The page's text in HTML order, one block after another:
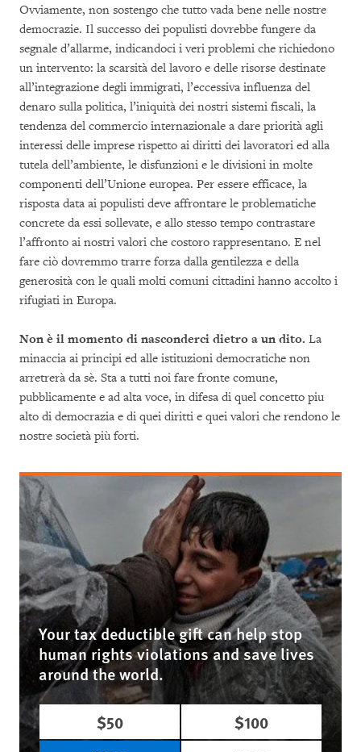
Ovviamente, non sostengo che tutto vada bene nelle nostre
democrazie. Il successo dei populisti dovrebbe fungere da
segnale d’allarme, indicandoci i veri problemi che richiedono
un intervento: la scarsità del lavoro e delle risorse destinate
all’integrazione degli immigrati, l’eccessiva influenza del
denaro sulla politica, l’iniquità dei nostri sistemi fiscali, la
tendenza del commercio internazionale a dare priorità agli
interessi delle imprese rispetto ai diritti dei lavoratori ed alla
tutela dell’ambiente, le disfunzioni e le divisioni in molte
componenti dell’Unione europea. Per essere efficace, la
risposta data ai populisti deve affrontare le problematiche
concrete da essi sollevate, e allo stesso tempo contrastare
l’affronto ai nostri valori che costoro rappresentano. E nel
fare ciò dovremmo trarre forza dalla gentilezza e della
generosità con le quali molti comuni cittadini hanno accolto i
rifugiati in Europa.
Non è il momento di nasconderci dietro a un dito. La
minaccia ai principi ed alle istituzioni democratiche non
arretrerà da sè. Sta a tutti noi fare fronte comune,
pubblicamente e ad alta voce, in difesa di quel concetto piu
alto di democrazia e di quei diritti e quei valori che rendono le
nostre società più forti.
Your tax deductible gift can help stop
human rights violations and save lives
around the world.
$50
$100